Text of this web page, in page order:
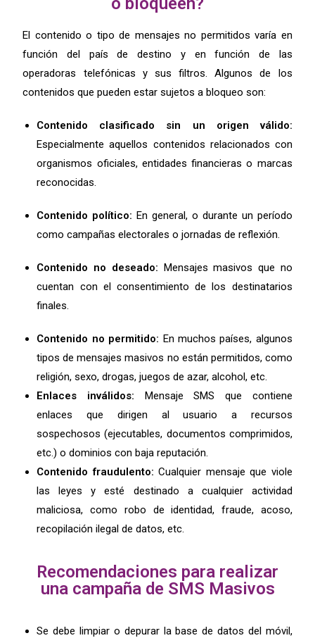
El contenido o tipo de mensajes no permitidos varía en
función del país de destino y en función de las
operadoras telefónicas y sus filtros. Algunos de los
contenidos que pueden estar sujetos a bloqueo son:
Contenido clasificado sin un origen válido:
Especialmente aquellos contenidos relacionados con
organismos oficiales, entidades financieras o marcas
reconocidas.
Contenido político:En general, o durante un período
como campañas electorales o jornadas de reflexión.
Contenido no deseado: Mensajes masivos que no
cuentan con el consentimiento de los destinatarios
finales.
Contenido no permitido: En muchos países, algunos
tipos de mensajes masivos no están permitidos, como
religión, sexo, drogas, juegos de azar, alcohol, etc.
Enlaces inválidos: Mensaje SMS que contiene
enlaces que dirigen al usuario a recursos
sospechosos (ejecutables, documentos comprimidos,
etc.) o dominios con baja reputación.
Contenido fraudulento: Cualquier mensaje que viole
las leyes y esté destinado a cualquier actividad
maliciosa, como robo de identidad, fraude, acoso,
recopilación ilegal de datos, etc.
Recomendaciones para realizar
una campaña de SMS Masivos
Se debe limpiar o depurar la base de datos del móvil,